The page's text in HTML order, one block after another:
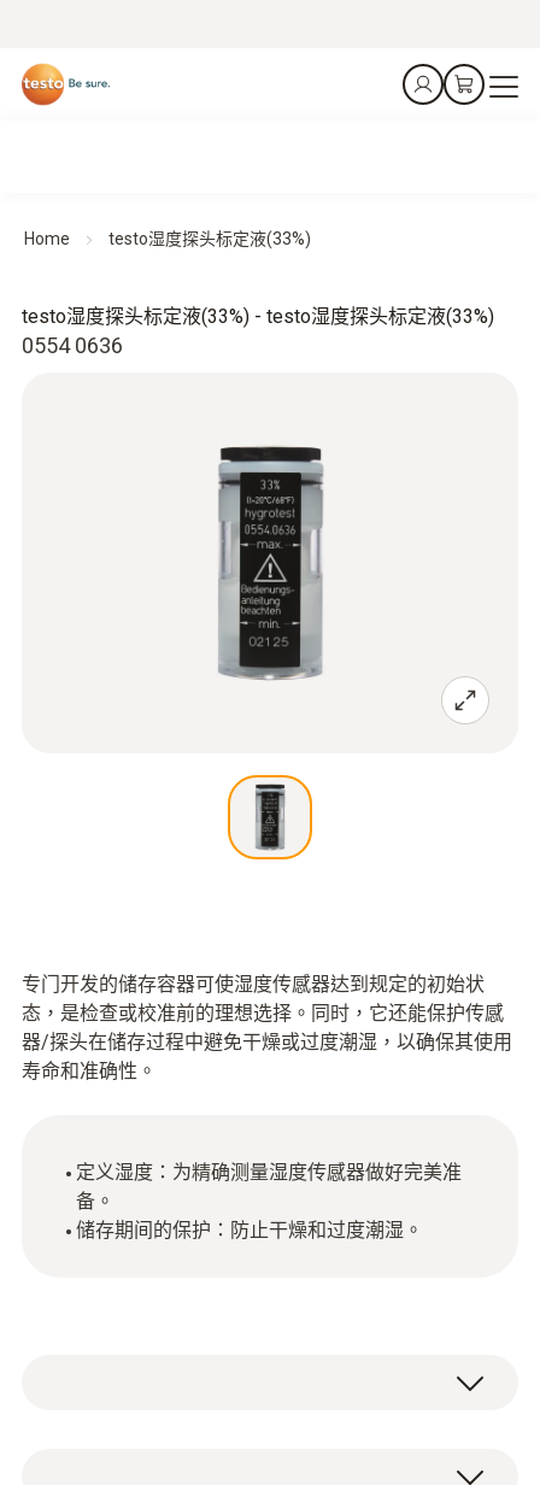
Home testo湿度探头标定液(33%)
0554 0636
testo湿度探头标定液(33%) - testo湿度探头标定液(33%)
专门开发的储存容器可使湿度传感器达到规定的初始状
态，是检查或校准前的理想选择。同时，它还能保护传感
器/探头在储存过程中避免干燥或过度潮湿，以确保其使用
寿命和准确性。
定义湿度：为精确测量湿度传感器做好完美准
备。
储存期间的保护：防止干燥和过度潮湿。